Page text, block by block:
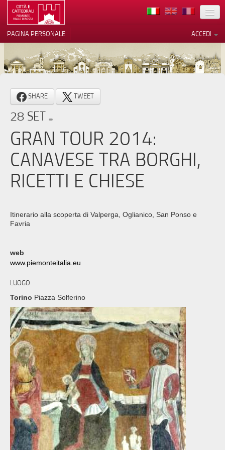
TERRITORIO
ARCHITETTURE
MUSEI
ITINERARI
EVENTI
CONTATTI
PRESS
ACCEDI
PAGINA PERSONALE
SHARE TWEET
28 SET
GRAN TOUR 2014:
CANAVESE TRA BORGHI,
RICETTI E CHIESE
Itinerario alla scoperta di Valperga, Oglianico, San Ponso e
Favria
web
www.piemonteitalia.eu
LUOGO
Torino Piazza Solferino
Informativa sulla raccolta
Le tue preferenze relative alla